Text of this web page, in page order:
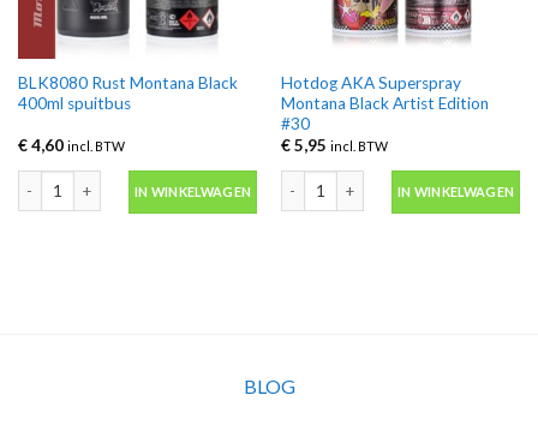
BLK8080 Rust Montana Black
400ml spuitbus
€4,60 incl. BTW
BLK8080 Rust Montana Black 400ml spuitbus aantal
IN WINKELWAGEN
Hotdog AKA Superspray
Montana Black Artist Edition
#30
€5,95 incl. BTW
Hotdog AKA Superspray Montana
IN WINKELWAGEN
BLOG